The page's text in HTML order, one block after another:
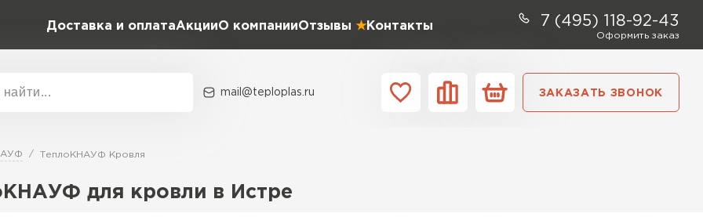
Доставка и оплатаАкцииО компанииОтзывы Контакты 7 (495) 118-92-43
Оформить заказ
mail@teploplas.ru ЗАКАЗАТЬ ЗВОНОК
ТеплоКНАУФ Кровля
для кровли в Истре
Контакты